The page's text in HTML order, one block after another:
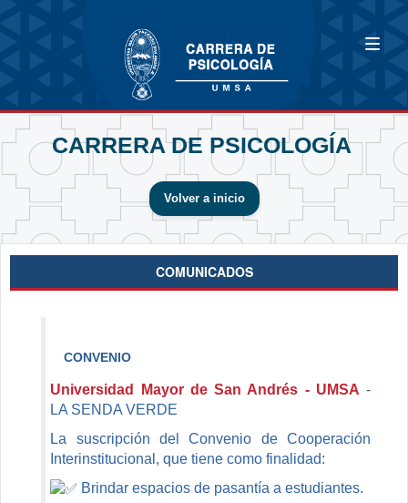
CARRERA DE PSICOLOGÍA
Volver a inicio
COMUNICADOS
CONVENIO
Universidad Mayor de San Andrés - UMSA -
LA SENDA VERDE
La suscripción del Convenio de Cooperación
Interinstitucional, que tiene como finalidad:
Brindar espacios de pasantía a estudiantes.